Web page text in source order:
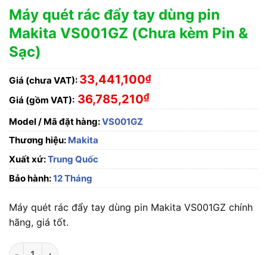
Máy quét rác đẩy tay dùng pin
Makita VS001GZ (Chưa kèm Pin &
Sạc)
Giá (chưa VAT): 33,441,100₫
Giá (gồm VAT): 36,785,210₫
Model / Mã đặt hàng:VS001GZ
Thương hiệu: Makita
Xuất xứ:Trung Quốc
Bảo hành:12 Tháng
Máy quét rác đẩy tay dùng pin Makita VS001GZ chính
hãng, giá tốt.
Máy quét rác đẩy tay dùng pin Makita VS001GZ (Chưa kèm